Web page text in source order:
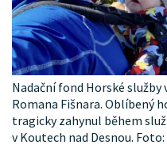
Nadační fond Horské
Romana Fišnara. Oblíbený
tragicky zahynul během
v Koutech nad Desnou. Foto: